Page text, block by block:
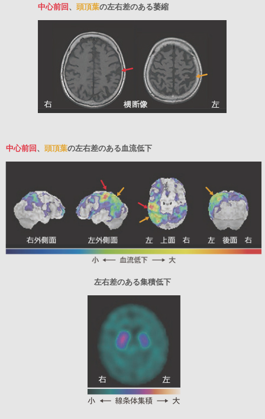
中心前回、 頭頂葉の左右差のある萎縮
中心前回、 頭頂葉の左右差のある血流低下
左右差のある集積低下